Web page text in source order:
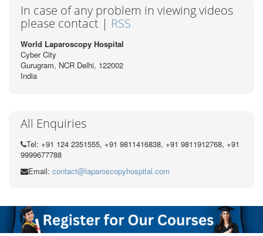
In case of any problem in viewing videos
please contact | RSS
World Laparoscopy Hospital
Cyber City
Gurugram, NCR Delhi, 122002
India
All Enquiries
Tel: +91 124 2351555, +91 9811416838, +91 9811912768, +91
9999677788
Email: contact@laparoscopyhospital.com